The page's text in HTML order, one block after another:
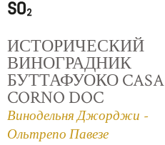
ИСТОРИЧЕСКИЙ
ВИНОГРАДНИК
БУТТАФУОКО CASA
CORNO DOC
Винодельня Джорджи -
Ольтрепо Павезе